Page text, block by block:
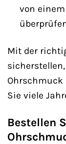
von
Mit der
Ohrschmuck
Sie viele
Bestellen